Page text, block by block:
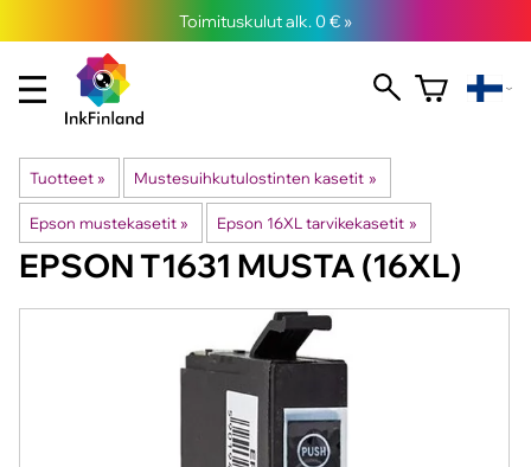
Toimituskulut alk. 0 € »
Tuotteet ‪» Mustesuihkutulostinten kasetit ‪»
Epson mustekasetit ‪» Epson 16XL tarvikekasetit ‪»
EPSONT1631 MUSTA (16XL)